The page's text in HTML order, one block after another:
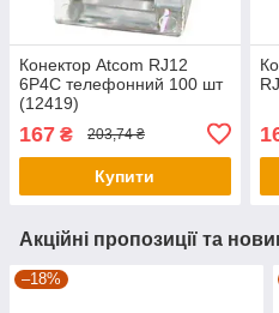
Конектор Atcom RJ12
6P4C телефонний 100 шт
(12419)
167 ₴ 203,74 ₴
Купити
Акційні пропозиції та
–18%